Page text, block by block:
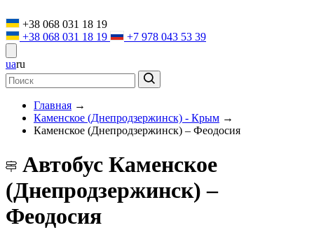
+38 068 031 18 19
+38 068 031 18 19
+7 978 043 53 39
uaru
Главная →
Каменское (Днепродзержинск) - Крым →
Каменское (Днепродзержинск) – Феодосия
Автобус Каменское
(Днепродзержинск) –
Феодосия